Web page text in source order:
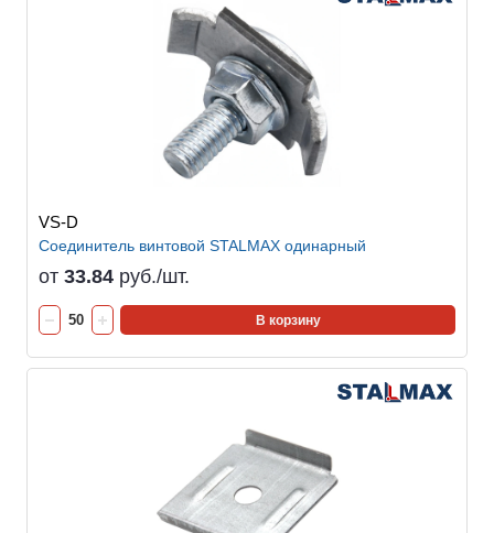
VS-D
Соединитель винтовой STALMAX одинарный
от 33.84 руб./шт.
В корзину